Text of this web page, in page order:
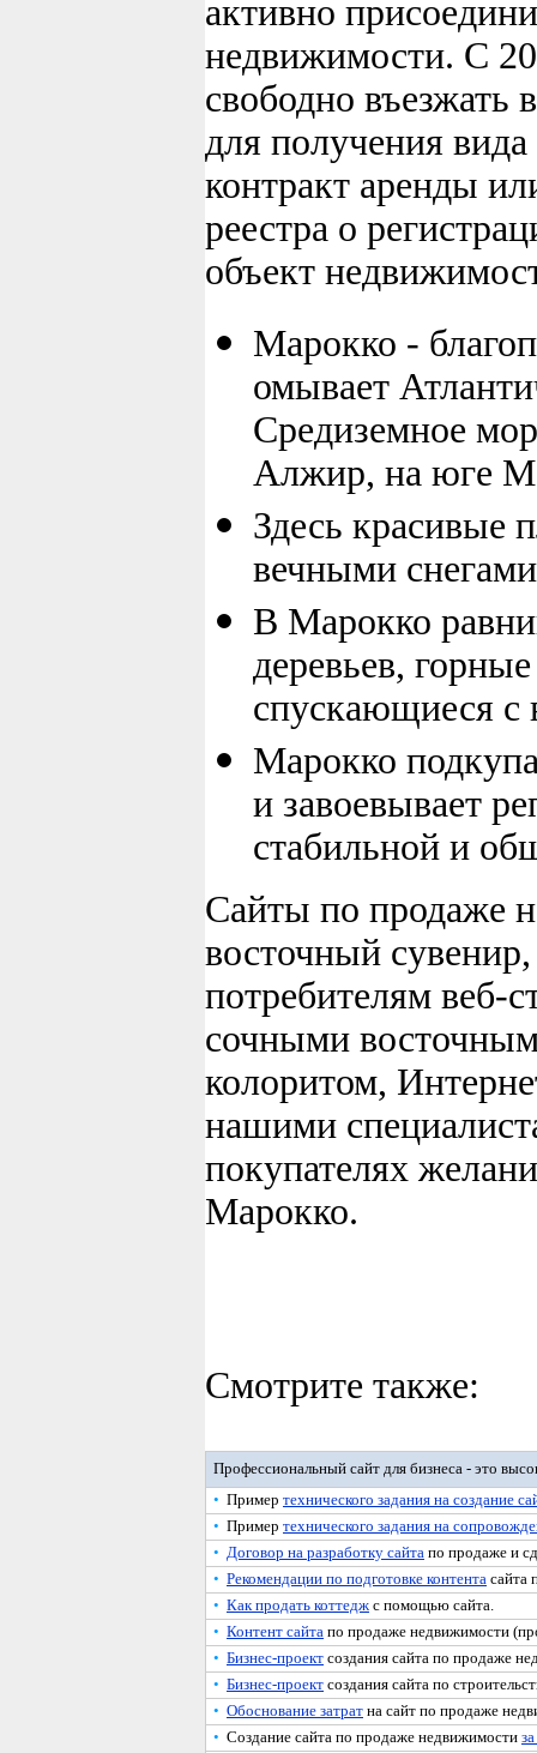
активно
недвижимости. С
свободно
для получения
контракт аренды
реестра о
объект
Марокко -
омывает
Средиземное
Алжир, на юге
Здесь красивые
вечными
В Марокко
деревьев,
спускающиеся с
Марокко
и завоевывает
стабильной и
Сайты по продаже
восточный
потребителям веб-
сочными
колоритом,
нашими
покупателях
Марокко.
Смотрите также:
Профессиональный сайт для бизнеса - это
• Пример технического задания на создание
• Пример технического задания на
• Договор на разработку сайта по продаже и
• Рекомендации по подготовке контента сайта
• Как продать коттедж с помощью сайта.
• Контент сайта по продаже недвижимости
• Бизнес-проект создания сайта по продаже
• Бизнес-проект создания сайта по
• Обоснование затрат на сайт по продаже
• Создание сайта по продаже недвижимости